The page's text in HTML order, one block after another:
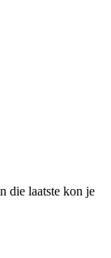
die laatste kon je